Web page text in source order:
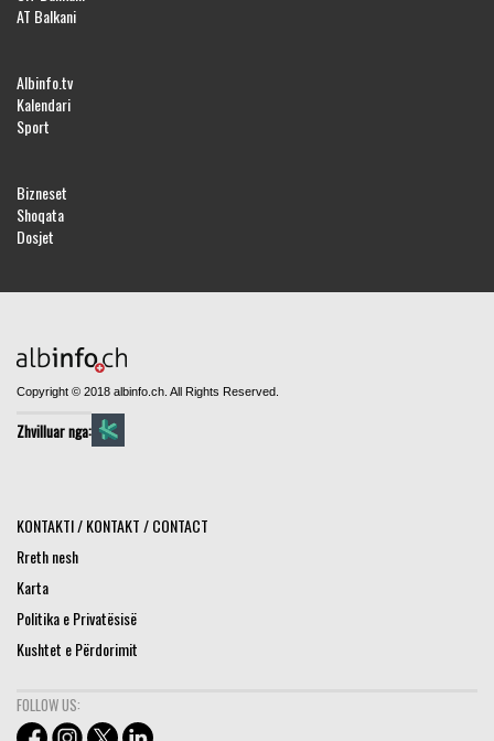
AT Balkani
Albinfo.tv
Kalendari
Sport
Bizneset
Shoqata
Dosjet
Copyright © 2018 albinfo.ch. All Rights Reserved.
Zhvilluar nga:
KONTAKTI / KONTAKT / CONTACT
Rreth nesh
Karta
Politika e Privatësisë
Kushtet e Përdorimit
FOLLOW US: